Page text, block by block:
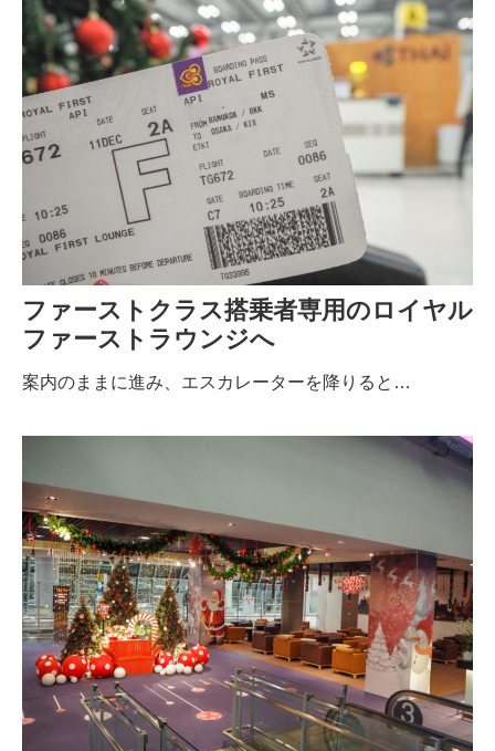
ファーストクラス搭乗者専用のロイヤル
ファーストラウンジへ
案内のままに進み、エスカレーターを降りると…